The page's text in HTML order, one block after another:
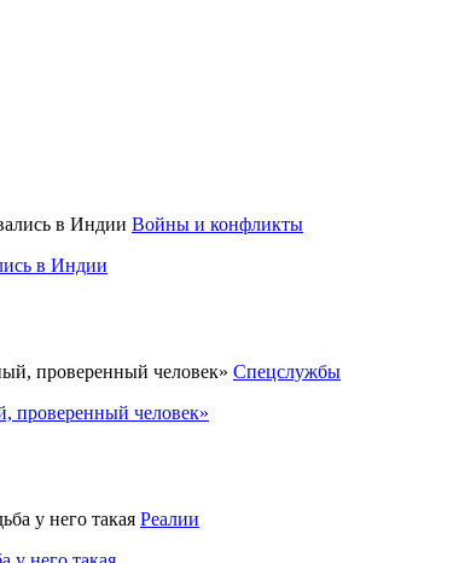
Войны и конфликты
в Индии
Спецслужбы
проверенный человек»
Реалии